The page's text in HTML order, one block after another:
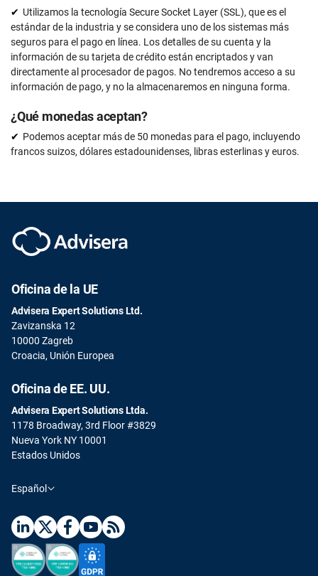
Utilizamos la tecnología Secure Socket Layer (SSL), que es el
estándar de la industria y se considera uno de los sistemas más
seguros para el pago en línea. Los detalles de su cuenta y la
información de su tarjeta de crédito están encriptados y van
directamente al procesador de pagos. No tendremos acceso a su
información de pago, y no la almacenaremos en ninguna forma.
¿Qué monedas aceptan?
Podemos aceptar más de 50 monedas para el pago, incluyendo
francos suizos, dólares estadounidenses, libras esterlinas y euros.
Oficina de la UE
Advisera Expert Solutions Ltd.
Zavizanska 12
10000 Zagreb
Croacia, Unión Europea
Oficina de EE. UU.
Advisera Expert Solutions Ltda.
1178 Broadway, 3rd Floor #3829
Nueva York NY 10001
Estados Unidos
Español